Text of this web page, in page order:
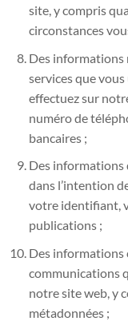
site, y compris
circonstances
Des informations
services que
effectuez sur
numéro de
bancaires ;
Des informations
dans l’intention
votre identifiant,
publications ;
Des informations
communications
notre site web, y
métadonnées ;